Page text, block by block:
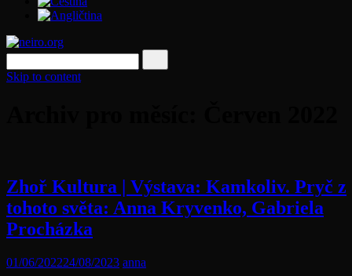
Skip to content
Zhoř Kultura | Výstava: Kamkoliv. Pryč z
tohoto světa: Anna Kryvenko, Gabriela
Procházka
01/06/202224/08/2023 anna